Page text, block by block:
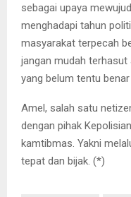
sebagai upaya
menghadapi tahun
masyarakat terpecah
jangan mudah
yang belum tentu benar
Amel, salah satu
dengan pihak
kamtibmas. Yakni
tepat dan bijak. (*)